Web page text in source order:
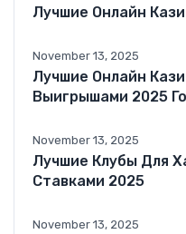
Лучшие Онлайн
November 13, 2025
Лучшие Онлайн
Выигрышами 2025
November 13, 2025
Лучшие Клубы Для
Ставками 2025
November 13, 2025